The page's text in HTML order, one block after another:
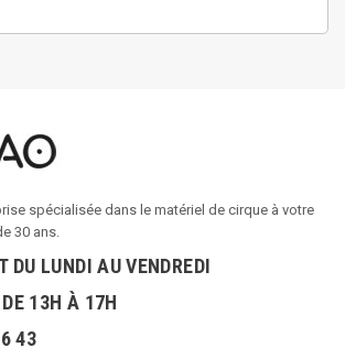
spécialisée dans le matériel de cirque à votre
30 ans.
DU LUNDI AU VENDREDI
13H À 17H
43